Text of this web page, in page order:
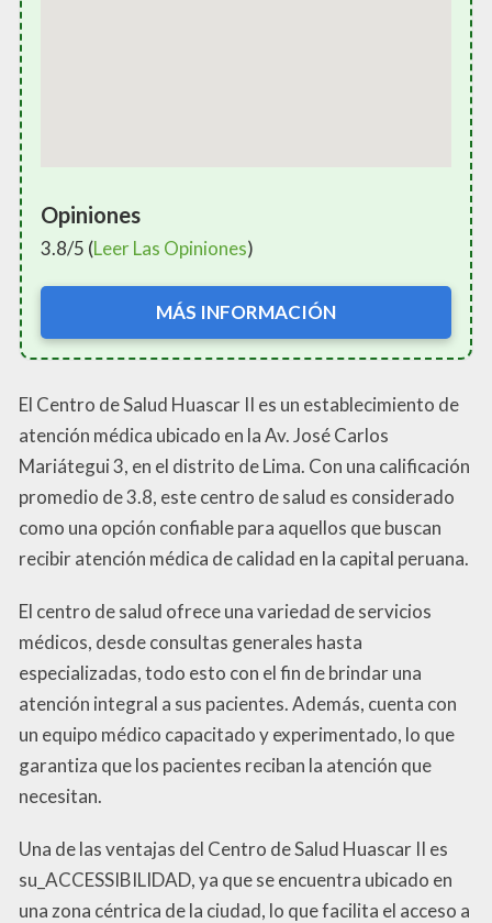
Opiniones
3.8/5 (Leer Las Opiniones)
MÁS INFORMACIÓN
El Centro de Salud Huascar II es un establecimiento de
atención médica ubicado en la Av. José Carlos
Mariátegui 3, en el distrito de Lima. Con una calificación
promedio de 3.8, este centro de salud es considerado
como una opción confiable para aquellos que buscan
recibir atención médica de calidad en la capital peruana.
El centro de salud ofrece una variedad de servicios
médicos, desde consultas generales hasta
especializadas, todo esto con el fin de brindar una
atención integral a sus pacientes. Además, cuenta con
un equipo médico capacitado y experimentado, lo que
garantiza que los pacientes reciban la atención que
necesitan.
Una de las ventajas del Centro de Salud Huascar II es
su_ACCESSIBILIDAD, ya que se encuentra ubicado en
una zona céntrica de la ciudad, lo que facilita el acceso a